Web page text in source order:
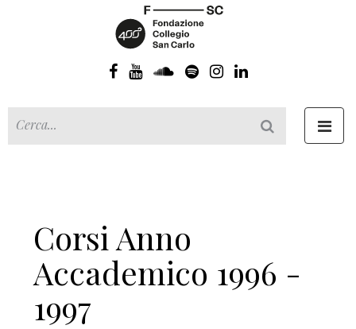
Corsi Anno
Accademico 1996 -
1997